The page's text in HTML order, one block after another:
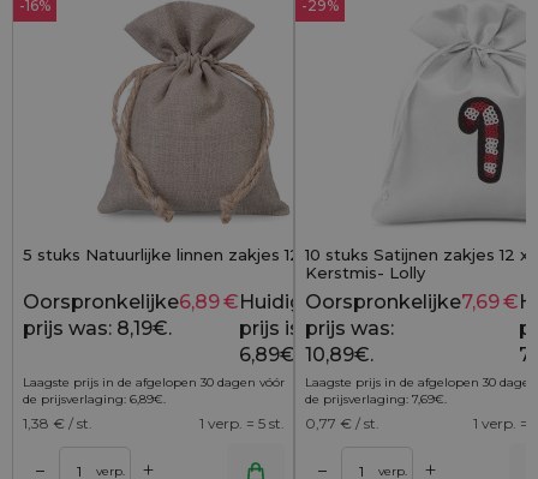
-16%
5 stuks Natuurlijke linnen zakjes 12 x 15 cm
8,19 €
Oorspronkelijke
prijs was: 8,19€.
6,89€Huidige
prijs is:
6,89€.
Laagste prijs in de afgelopen 30 dagen vóór
de prijsverlaging: 6,89€.
1,38 € / st. 1 verp. = 5 st.
– verp. +
-29%
10 stuks Satijnen zakjes 12 x
Kerstmis- Lolly
Oorspronkelijke
prijs was:
10,89€.
7,69€
Laagste prijs in de afgelopen 30
de prijsverlaging: 7,69€.
0,77 € / st. 1 verp. =
– verp. +
Toevoegen aan winkelwagen Toevoegen aan